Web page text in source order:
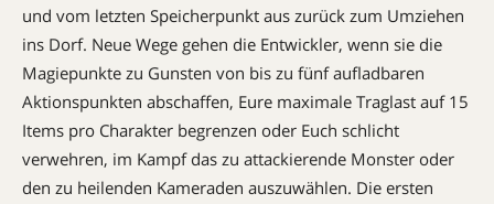
und vom letzten Speicherpunkt aus zurück zum Umziehen
ins Dorf. Neue Wege gehen die Entwickler, wenn sie die
Magiepunkte zu Gunsten von bis zu fünf aufladbaren
Aktionspunkten abschaffen, Eure maximale Traglast auf 15
Items pro Charakter begrenzen oder Euch schlicht
verwehren, im Kampf das zu attackierende Monster oder
den zu heilenden Kameraden auszuwählen. Die ersten